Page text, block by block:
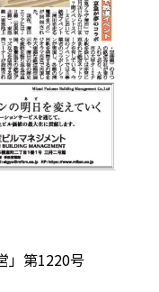
」第1220号